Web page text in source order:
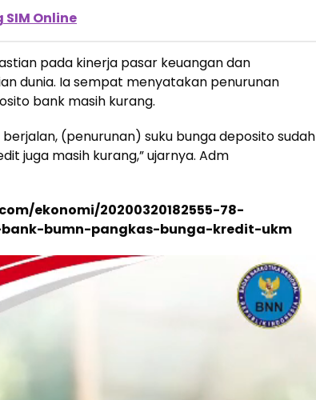
Online
pada kinerja pasar keuangan dan
dunia. Ia sempat menyatakan penurunan
bank masih kurang.
(penurunan) suku bunga deposito sudah
juga masih kurang,” ujarnya. Adm
ekonomi/20200320182555-78-
bumn-pangkas-bunga-kredit-ukm